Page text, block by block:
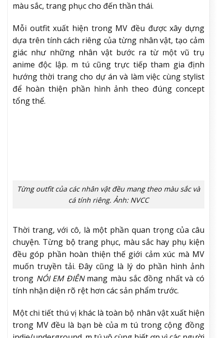
màu sắc, trang phục cho đến thần thái.
Mỗi outfit xuất hiện trong MV đều được xây dựng
dựa trên tính cách riêng của từng nhân vật, tạo cảm
giác như những nhân vật bước ra từ một vũ trụ
anime độc lập. m tú cũng trực tiếp tham gia định
hướng thời trang cho dự án và làm việc cùng stylist
để hoàn thiện phần hình ảnh theo đúng concept
tổng thể.
Từng outfit của các nhân vật đều mang theo màu sắc và
cá tính riêng. Ảnh: NVCC
Thời trang, với cô, là một phần quan trọng của câu
chuyện. Từng bộ trang phục, màu sắc hay phụ kiện
đều góp phần hoàn thiện thế giới cảm xúc mà MV